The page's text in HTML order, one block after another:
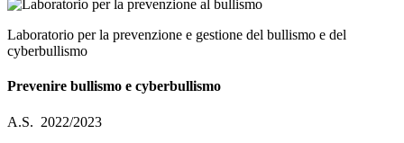
Laboratorio per la prevenzione e gestione del bullismo e del
cyberbullismo
Prevenire bullismo e cyberbullismo
A.S. 2022/2023